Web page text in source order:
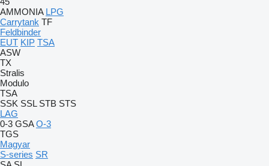
AMMONIA LPG
Carrytank TF
Feldbinder
EUT KIP TSA
ASW
TX
Stralis
Modulo
TSA
SSK SSL STB STS
LAG
0-3 GSA O-3
TGS
Magyar
S-series SR